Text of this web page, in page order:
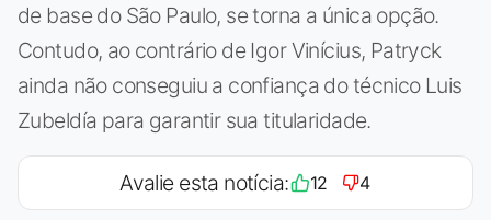
de base do São Paulo, se torna a única opção.
Contudo, ao contrário de Igor Vinícius, Patryck
ainda não conseguiu a confiança do técnico Luis
Zubeldía para garantir sua titularidade.
Avalie esta notícia: 12 4